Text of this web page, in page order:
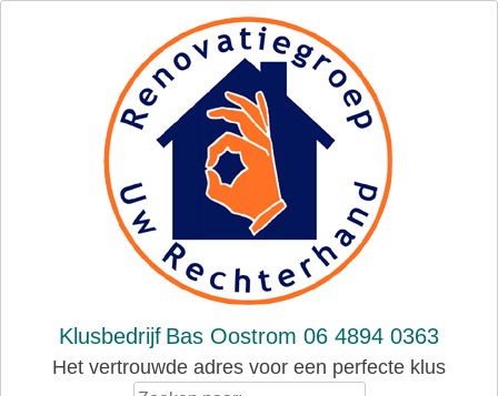
Klusbedrijf Bas Oostrom 06 4894 0363
Het vertrouwde adres voor een perfecte klus